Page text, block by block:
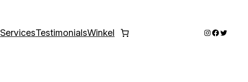
ServicesTestimonialsWinkel Instagram
Twitter